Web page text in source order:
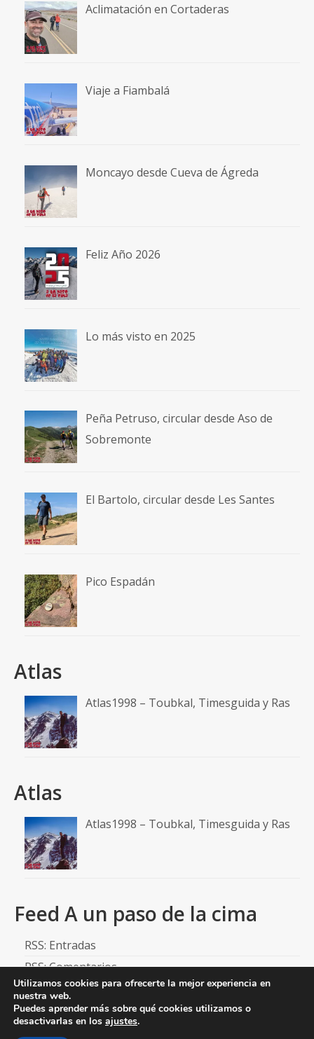
Aclimatación en Cortaderas
Viaje a Fiambalá
Moncayo desde Cueva de Ágreda
Feliz Año 2026
Lo más visto en 2025
Peña Petruso, circular desde Aso de
Sobremonte
El Bartolo, circular desde Les Santes
Pico Espadán
Atlas
Atlas1998 – Toubkal, Timesguida y Ras
Atlas
Atlas1998 – Toubkal, Timesguida y Ras
Feed A un paso de la cima
RSS: Entradas
RSS: Comentarios
Utilizamos cookies para ofrecerte la mejor experiencia en
nuestra web.
Puedes aprender más sobre qué cookies utilizamos o
desactivarlas en los ajustes.